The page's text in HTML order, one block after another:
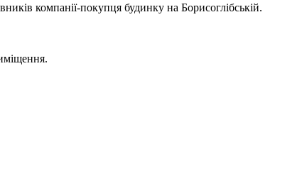
компанії-покупця будинку на Борисоглібській.